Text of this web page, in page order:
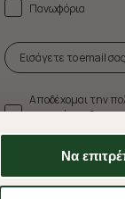
Να
Πανωφόρια
Αποδέχομαι την
απορρήτου & τους
* Δεν συνδυάζεται με
ενέργειες.